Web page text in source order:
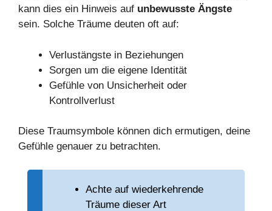
kann dies ein Hinweis auf unbewusste Ängste
sein. Solche Träume deuten oft auf:
Verlustängste in Beziehungen
Sorgen um die eigene Identität
Gefühle von Unsicherheit oder
Kontrollverlust
Diese Traumsymbole können dich ermutigen, deine
Gefühle genauer zu betrachten.
Achte auf wiederkehrende
Träume dieser Art